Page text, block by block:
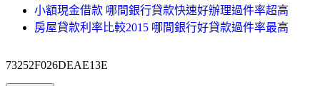
小額現金借款 哪間銀行貸款快速好辦理過件率超高
房屋貸款利率比較2015 哪間銀行好貸款過件率最高
73252F026DEAE13E